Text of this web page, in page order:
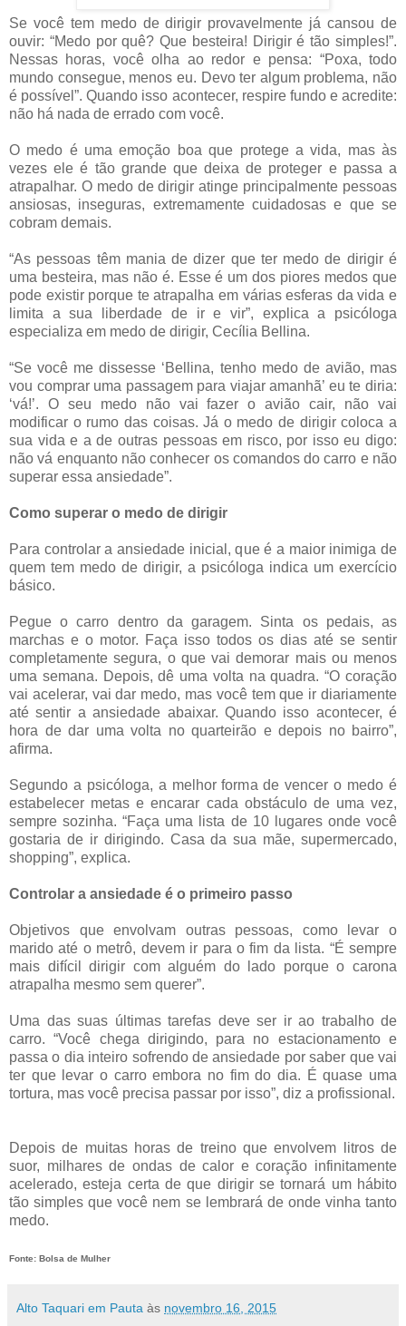
Se você tem medo de dirigir provavelmente já cansou de
ouvir: “Medo por quê? Que besteira! Dirigir é tão simples!”.
Nessas horas, você olha ao redor e pensa: “Poxa, todo
mundo consegue, menos eu. Devo ter algum problema, não
é possível”. Quando isso acontecer, respire fundo e acredite:
não há nada de errado com você.
O medo é uma emoção boa que protege a vida, mas às
vezes ele é tão grande que deixa de proteger e passa a
atrapalhar. O medo de dirigir atinge principalmente pessoas
ansiosas, inseguras, extremamente cuidadosas e que se
cobram demais.
“As pessoas têm mania de dizer que ter medo de dirigir é
uma besteira, mas não é. Esse é um dos piores medos que
pode existir porque te atrapalha em várias esferas da vida e
limita a sua liberdade de ir e vir”, explica a psicóloga
especializa em medo de dirigir, Cecília Bellina.
“Se você me dissesse ‘Bellina, tenho medo de avião, mas
vou comprar uma passagem para viajar amanhã’ eu te diria:
‘vá!’. O seu medo não vai fazer o avião cair, não vai
modificar o rumo das coisas. Já o medo de dirigir coloca a
sua vida e a de outras pessoas em risco, por isso eu digo:
não vá enquanto não conhecer os comandos do carro e não
superar essa ansiedade”.
Como superar o medo de dirigir
Para controlar a ansiedade inicial, que é a maior inimiga de
quem tem medo de dirigir, a psicóloga indica um exercício
básico.
Pegue o carro dentro da garagem. Sinta os pedais, as
marchas e o motor. Faça isso todos os dias até se sentir
completamente segura, o que vai demorar mais ou menos
uma semana. Depois, dê uma volta na quadra. “O coração
vai acelerar, vai dar medo, mas você tem que ir diariamente
até sentir a ansiedade abaixar. Quando isso acontecer, é
hora de dar uma volta no quarteirão e depois no bairro”,
afirma.
Segundo a psicóloga, a melhor forma de vencer o medo é
estabelecer metas e encarar cada obstáculo de uma vez,
sempre sozinha. “Faça uma lista de 10 lugares onde você
gostaria de ir dirigindo. Casa da sua mãe, supermercado,
shopping”, explica.
Controlar a ansiedade é o primeiro passo
Objetivos que envolvam outras pessoas, como levar o
marido até o metrô, devem ir para o fim da lista. “É sempre
mais difícil dirigir com alguém do lado porque o carona
atrapalha mesmo sem querer”.
Uma das suas últimas tarefas deve ser ir ao trabalho de
carro. “Você chega dirigindo, para no estacionamento e
passa o dia inteiro sofrendo de ansiedade por saber que vai
ter que levar o carro embora no fim do dia. É quase uma
tortura, mas você precisa passar por isso”, diz a profissional.
Depois de muitas horas de treino que envolvem litros de
suor, milhares de ondas de calor e coração infinitamente
acelerado, esteja certa de que dirigir se tornará um hábito
tão simples que você nem se lembrará de onde vinha tanto
medo.
Fonte: Bolsa de Mulher
Alto Taquari em Pauta às novembro 16, 2015